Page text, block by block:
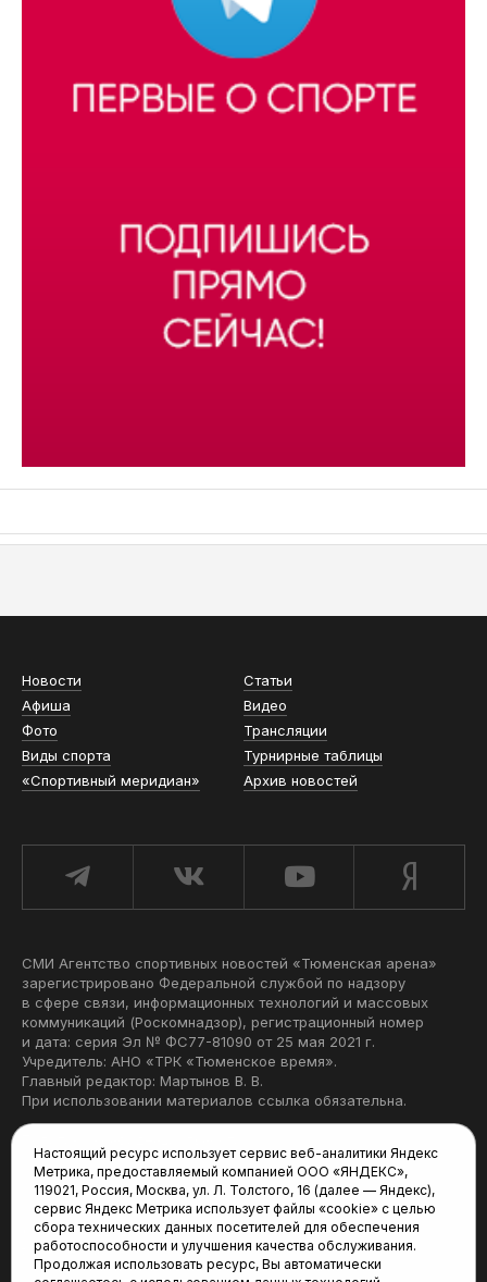
Новости
Статьи
Афиша
Видео
Фото
Трансляции
Виды спорта
Турнирные таблицы
«Спортивный меридиан»
Архив новостей
СМИ Агентство спортивных новостей «Тюменская арена»
зарегистрировано Федеральной службой по надзору
в сфере связи, информационных технологий и массовых
коммуникаций (Роскомнадзор), регистрационный номер
и дата: серия Эл № ФС77-81090 от 25 мая 2021 г.
Учредитель: АНО «ТРК «Тюменское время».
Главный редактор: Мартынов В. В.
При использовании материалов ссылка обязательна.
Редакция:
625035, Тюмень, пр. Геологоразведчиков, 28А
(3452) 68-22-28
tum-arena@mail.ru
Настоящий ресурс использует сервис веб-аналитики Яндекс
Метрика, предоставляемый компанией ООО «ЯНДЕКС»,
119021, Россия, Москва, ул. Л. Толстого, 16 (далее — Яндекс),
сервис Яндекс Метрика использует файлы «cookie» с целью
сбора технических данных посетителей для обеспечения
работоспособности и улучшения качества обслуживания.
Продолжая использовать ресурс, Вы автоматически